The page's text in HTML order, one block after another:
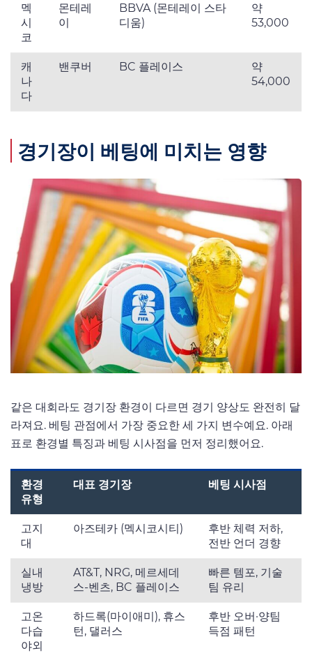
멕
시
코
몬테레
이
BBVA (몬테레이 스타
디움)
약
53,000
캐
나
다
밴쿠버 BC 플레이스
약
54,000
경기장이 베팅에 미치는 영향
같은 대회라도 경기장 환경이 다르면 경기 양상도 완전히 달
라져요. 베팅 관점에서 가장 중요한 세 가지 변수예요. 아래
표로 환경별 특징과 베팅 시사점을 먼저 정리했어요.
환경
유형
대표 경기장 베팅 시사점
고지
대
아즈테카 (멕시코시티)
후반 체력 저하,
전반 언더 경향
실내
냉방
AT&T, NRG, 메르세데
스-벤츠, BC 플레이스
빠른 템포, 기술
팀 유리
고온
다습
야외
하드록(마이애미), 휴스
턴, 댈러스
후반 오버·양팀
득점 패턴